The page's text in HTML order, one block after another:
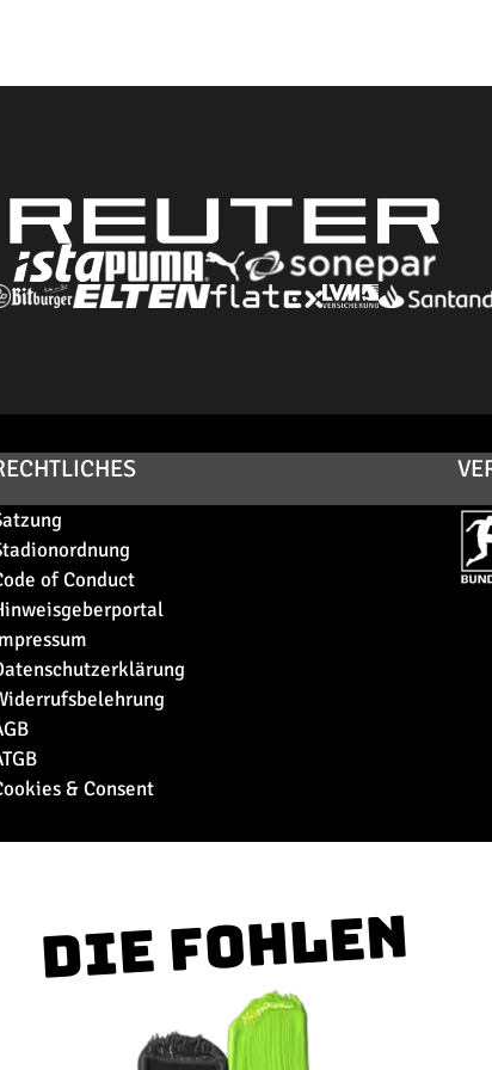
of Conduct
& Consent
Die Fohlen